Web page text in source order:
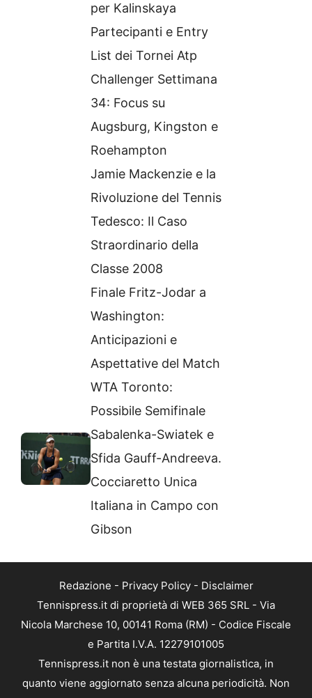
per Kalinskaya
Partecipanti e Entry
List dei Tornei Atp
Challenger Settimana
34: Focus su
Augsburg, Kingston e
Roehampton
Jamie Mackenzie e la
Rivoluzione del Tennis
Tedesco: Il Caso
Straordinario della
Classe 2008
Finale Fritz-Jodar a
Washington:
Anticipazioni e
Aspettative del Match
WTA Toronto:
Possibile Semifinale
Sabalenka-Swiatek e
Sfida Gauff-Andreeva.
Cocciaretto Unica
Italiana in Campo con
Gibson
Redazione - Privacy Policy- Disclaimer
Tennispress.it di proprietà di WEB 365 SRL - Via
Nicola Marchese 10, 00141 Roma (RM) - Codice Fiscale
e Partita I.V.A. 12279101005
Tennispress.it non è una testata giornalistica, in
quanto viene aggiornato senza alcuna periodicità. Non